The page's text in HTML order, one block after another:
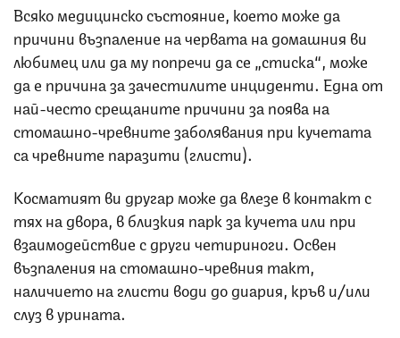
Всяко медицинско състояние, което може да
причини възпаление на червата на домашния ви
любимец или да му попречи да се „стиска“, може
да е причина за зачестилите инциденти. Една от
най-често срещаните причини за поява на
стомашно-чревните заболявания при кучетата
са чревните паразити (глисти).
Косматият ви другар може да влезе в контакт с
тях на двора, в близкия парк за кучета или при
взаимодействие с други четириноги. Освен
възпаления на стомашно-чревния такт,
наличието на глисти води до диария, кръв и/или
слуз в урината.